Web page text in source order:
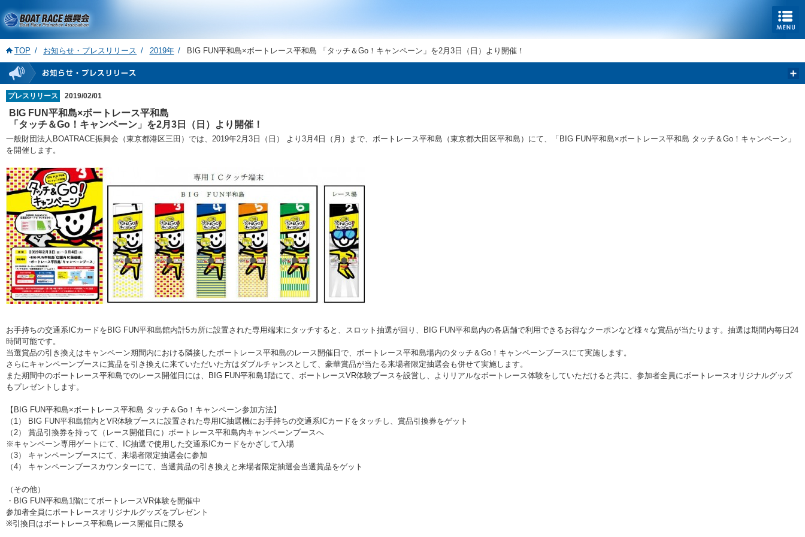
TOP お知らせ・プレスリリース 2019年 BIG FUN平和島×ボートレース平和島 「タッチ＆Go！キャンペーン」を2月3日（日）より開催！
プレスリリース 2019/02/01
BIG FUN平和島×ボートレース平和島
「タッチ＆Go！キャンペーン」を2月3日（日）より開催！
一般財団法人BOATRACE振興会（東京都港区三田）では、2019年2月3日（日） より3月4日（月）まで、ボートレース平和島（東京都大田区平和島）にて、「BIG FUN平和島×ボートレース平和島 タッチ＆Go！キャンペーン」
を開催します。
お手持ちの交通系ICカードをBIG FUN平和島館内計5カ所に設置された専用端末にタッチすると、スロット抽選が回り、BIG FUN平和島内の各店舗で利用できるお得なクーポンなど様々な賞品が当たります。抽選は期間内毎日24
時間可能です。
当選賞品の引き換えはキャンペーン期間内における隣接したボートレース平和島のレース開催日で、ボートレース平和島場内のタッチ＆Go！キャンペーンブースにて実施します。
さらにキャンペーンブースに賞品を引き換えに来ていただいた方はダブルチャンスとして、豪華賞品が当たる来場者限定抽選会も併せて実施します。
また期間中のボートレース平和島でのレース開催日には、BIG FUN平和島1階にて、ボートレースVR体験ブースを設営し、よりリアルなボートレース体験をしていただけると共に、参加者全員にボートレースオリジナルグッズ
もプレゼントします。
【BIG FUN平和島×ボートレース平和島 タッチ＆Go！キャンペーン参加方法】
（1） BIG FUN平和島館内とVR体験ブースに設置された専用IC抽選機にお手持ちの交通系ICカードをタッチし、賞品引換券をゲット
（2） 賞品引換券を持って（レース開催日に）ボートレース平和島内キャンペーンブースへ
※キャンペーン専用ゲートにて、IC抽選で使用した交通系ICカードをかざして入場
（3） キャンペーンブースにて、来場者限定抽選会に参加
（4） キャンペーンブースカウンターにて、当選賞品の引き換えと来場者限定抽選会当選賞品をゲット
（その他）
・BIG FUN平和島1階にてボートレースVR体験を開催中
参加者全員にボートレースオリジナルグッズをプレゼント
※引換日はボートレース平和島レース開催日に限る